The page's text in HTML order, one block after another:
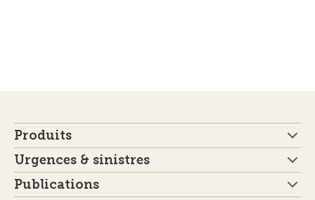
Produits
Urgences & sinistres
Publications